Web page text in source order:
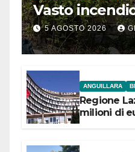
Vasto
5 AGOSTO 2026
ANGUILLARA
Regione
milioni di